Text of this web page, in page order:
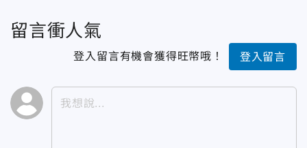
留言衝人氣
登入留言有機會獲得旺幣哦！ 登入留言